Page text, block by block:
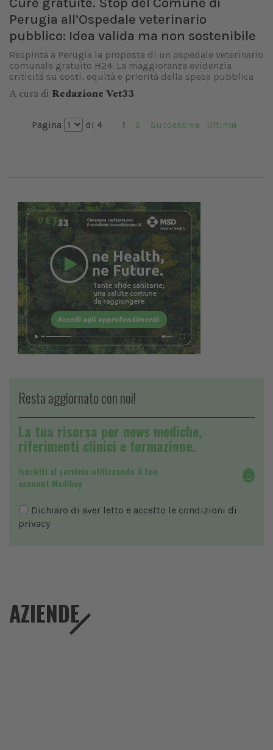
Perugia all’Ospedale veterinario
pubblico: Idea valida ma non sostenibile
Respinta a Perugia la proposta di un ospedale veterinario
comunale gratuito H24. La maggioranza evidenzia
criticità su costi, equità e priorità della spesa pubblica
A cura di Redazione Vet33
Pagina di 4 1 2 Successiva Ultima
Resta aggiornato con noi!
La tua risorsa per news mediche,
riferimenti clinici e formazione.
Iscriviti al servizio utilizzando il tuo
account Medikey
Dichiaro di aver letto e accetto le condizioni di
privacy
AZIENDE